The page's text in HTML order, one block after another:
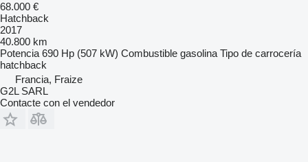
68.000 €
Hatchback
2017
40.800 km
Potencia 690 Hp (507 kW) Combustible gasolina Tipo de carrocería
hatchback
Francia, Fraize
G2L SARL
Contacte con el vendedor